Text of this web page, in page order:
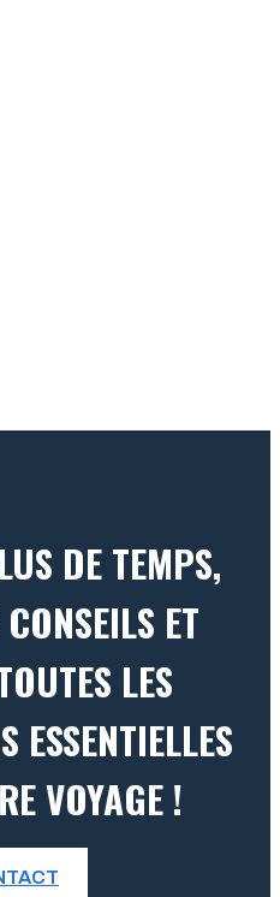
DE TEMPS,
ET
LES
ESSENTIELLES
VOYAGE !